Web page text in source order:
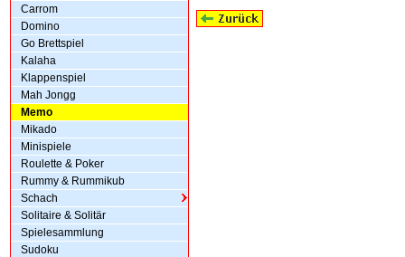
Carrom
Domino
Go Brettspiel
Kalaha
Klappenspiel
Mah Jongg
Memo
Mikado
Minispiele
Roulette & Poker
Rummy & Rummikub
Schach
Solitaire & Solitär
Spielesammlung
Sudoku